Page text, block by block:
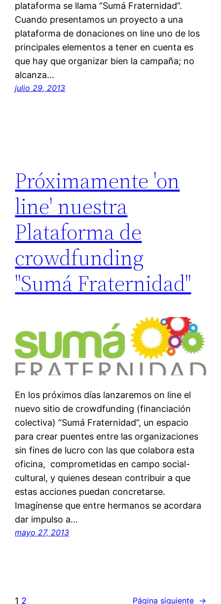
plataforma se llama “Sumá Fraternidad”.
Cuando presentamos un proyecto a una
plataforma de donaciones on line uno de los
principales elementos a tener en cuenta es
que hay que organizar bien la campaña; no
alcanza…
julio 29, 2013
Próximamente 'on
line' nuestra
Plataforma de
crowdfunding
"Sumá Fraternidad"
En los próximos días lanzaremos on line el
nuevo sitio de crowdfunding (financiación
colectiva) “Sumá Fraternidad”, un espacio
para crear puentes entre las organizaciones
sin fines de lucro con las que colabora esta
oficina, comprometidas en campo social-
cultural, y quienes desean contribuir a que
estas acciones puedan concretarse.
Imagínense que entre hermanos se acordara
dar impulso a…
mayo 27, 2013
1 2 Página siguiente →